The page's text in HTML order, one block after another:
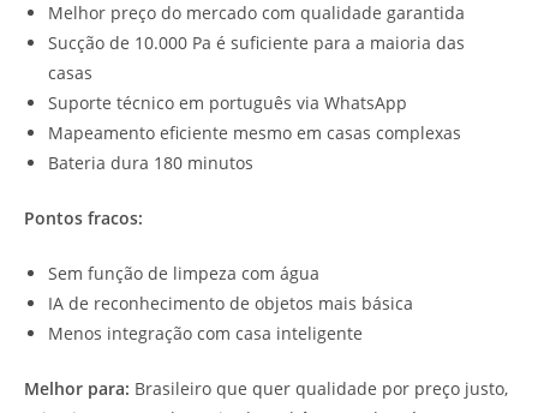
Melhor preço do mercado com qualidade garantida
Sucção de 10.000 Pa é suficiente para a maioria das
casas
Suporte técnico em português via WhatsApp
Mapeamento eficiente mesmo em casas complexas
Bateria dura 180 minutos
Pontos fracos:
Sem função de limpeza com água
IA de reconhecimento de objetos mais básica
Menos integração com casa inteligente
Melhor para: Brasileiro que quer qualidade por preço justo,